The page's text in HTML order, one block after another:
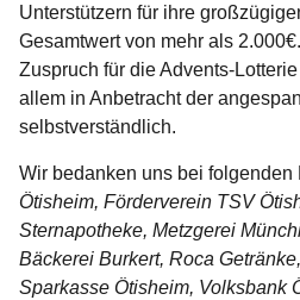
Unterstützern für ihre
Gesamtwert von mehr als
Zuspruch für die Advents-
allem in Anbetracht der
selbstverständlich.
Wir bedanken uns bei folgenden
Ötisheim, Förderverein TSV
Sternapotheke, Metzgerei
Bäckerei Burkert, Roca
Sparkasse Ötisheim, Volksbank